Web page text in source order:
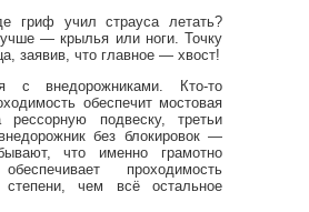
гриф учил страуса летать?
— крылья или ноги. Точку
заявив, что главное — хвост!
с внедорожниками. Кто-то
обеспечит мостовая
подвеску, третьи
без блокировок —
что именно грамотно
проходимость
чем всё остальное